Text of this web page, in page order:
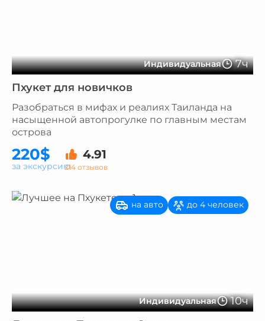
Индивидуальная
7ч
Пхукет для новичков
Разобраться в мифах и реалиях Таиланда на
насыщенной автопрогулке по главным местам
острова
220$ 4.91
214 отзывов
за экскурсию
Индивидуальная 10ч
на авто до 4 человек